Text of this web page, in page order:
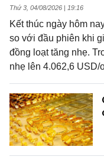
Thứ 3, 04/08/2026 | 19:16
Kết thúc ngày hôm
so với đầu phiên khi
đồng loạt tăng nhẹ.
nhẹ lên 4.062,6 USD/